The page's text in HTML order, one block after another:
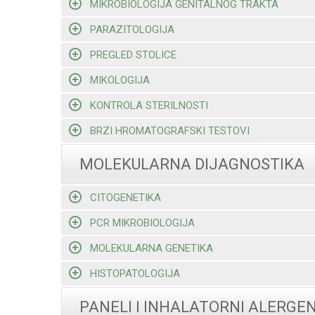
MIKROBIOLOGIJA GENITALNOG TRAKTA
PARAZITOLOGIJA
PREGLED STOLICE
MIKOLOGIJA
KONTROLA STERILNOSTI
BRZI HROMATOGRAFSKI TESTOVI
MOLEKULARNA DIJAGNOSTIKA
CITOGENETIKA
PCR MIKROBIOLOGIJA
MOLEKULARNA GENETIKA
HISTOPATOLOGIJA
PANELI I INHALATORNI